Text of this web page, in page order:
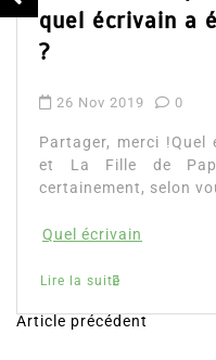
quel écrivain a
?
26 Nov 2019 0
Partager, merci
et La Fille de
certainement, selon
Quel écrivain
Lire la suite
N
Article précédent